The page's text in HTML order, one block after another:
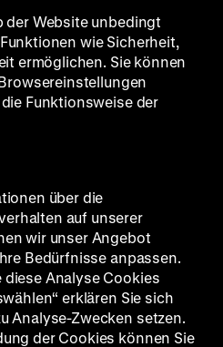
der Website unbedingt
wie Sicherheit,
ermöglichen. Sie können
Funktionsweise der
über die
auf unserer
wir unser Angebot
Bedürfnisse anpassen.
diese Analyse Cookies
erklären Sie sich
Analyse-Zwecken setzen.
der Cookies können Sie